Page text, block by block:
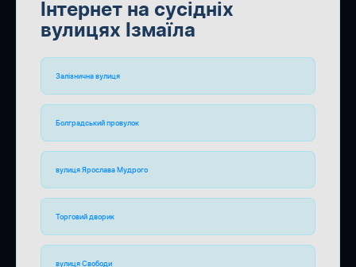
Інтернет на сусідніх
вулицях Ізмаїла
Залізнична вулиця
Болградський провулок
вулиця Ярослава Мудрого
Торговий дворик
вулиця Свободи